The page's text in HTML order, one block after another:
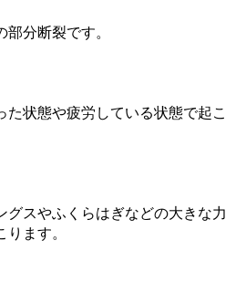
分断裂です。
た状態や疲労している状態で起こ
グスやふくらはぎなどの大きな力
ます。